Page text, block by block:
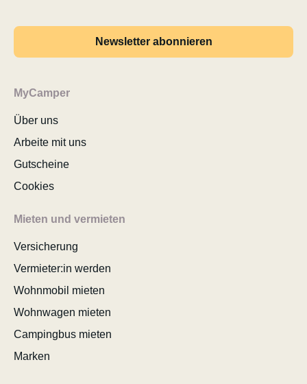
Newsletter abonnieren
MyCamper
Über uns
Arbeite mit uns
Gutscheine
Cookies
Mieten und vermieten
Versicherung
Vermieter:in werden
Wohnmobil mieten
Wohnwagen mieten
Campingbus mieten
Marken